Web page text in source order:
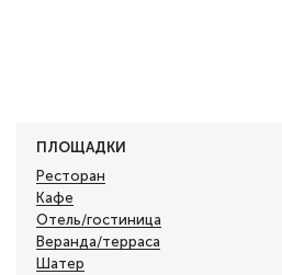
ПЛОЩАДКИ
Ресторан
Кафе
Отель/гостиница
Веранда/терраса
Шатер